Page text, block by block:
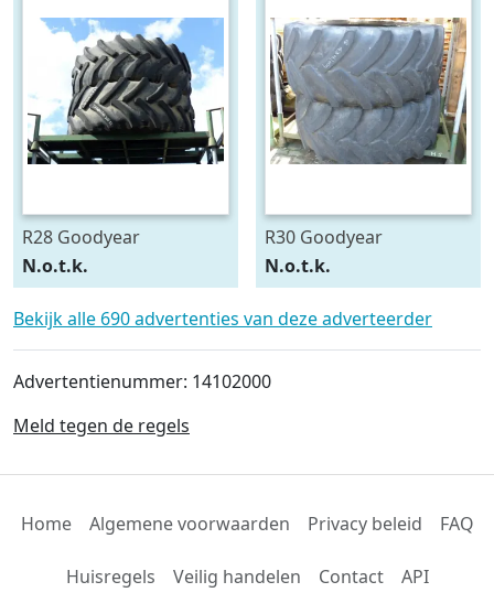
R28 Goodyear
540/75R28
N.o.t.k.
R30 Goodyear
600/70R30
N.o.t.k.
Bekijk alle 690 advertenties van deze adverteerder
Advertentienummer: 14102000
Meld tegen de regels
Home Algemene voorwaarden Privacy beleid FAQ
Huisregels Veilig handelen Contact API